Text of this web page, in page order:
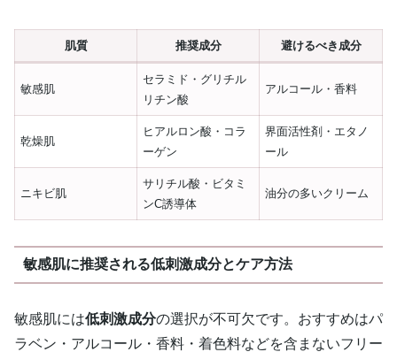
肌質 推奨成分 避けるべき成分
敏感肌
セラミド・グリチル
リチン酸
アルコール・香料
乾燥肌
ヒアルロン酸・コラ
ーゲン
界面活性剤・エタノ
ール
ニキビ肌
サリチル酸・ビタミ
ンC誘導体
油分の多いクリーム
敏感肌に推奨される低刺激成分とケア方法
敏感肌には低刺激成分の選択が不可欠です。おすすめはパ
ラベン・アルコール・香料・着色料などを含まないフリー